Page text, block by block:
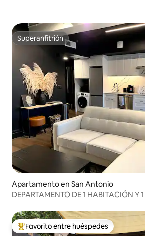
Superanfitrión
Superanfitrión
Apartamento en San Antonio
DEPARTAMENTO DE 1 HABITACIÓN Y
Favorito entre huéspedes preferido
Favorito entre huéspedes